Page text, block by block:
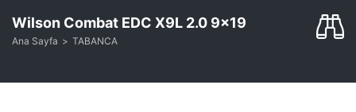
Wilson Combat EDC X9L 2.0 9×19
Ana Sayfa TABANCA